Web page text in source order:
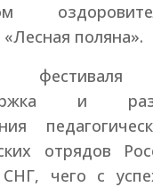
«Лесная поляна».
фестиваля
и
отрядов
СНГ, чего с